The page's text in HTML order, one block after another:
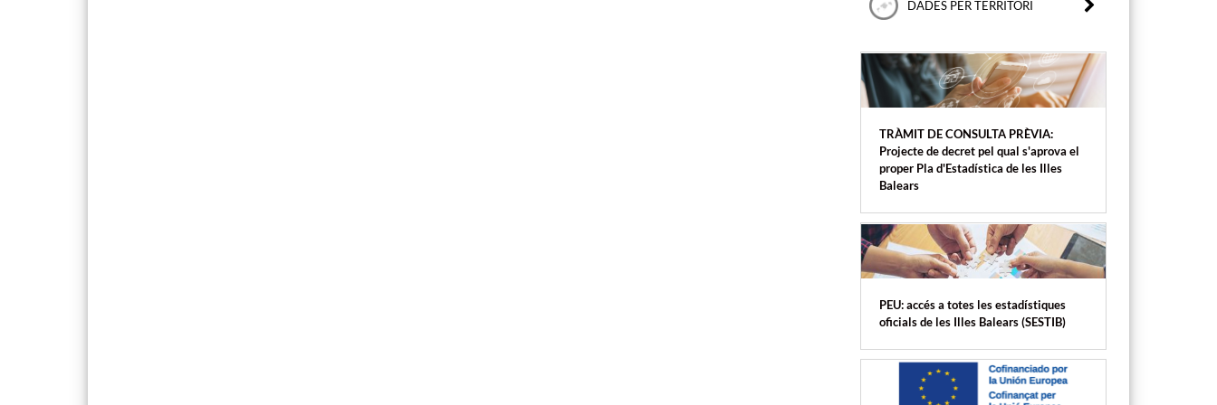
DADES PER TERRITORI
TRÀMIT DE CONSULTA PRÈVIA:
Projecte de decret pel qual s'aprova el
proper Pla d'Estadística de les Illes
Balears
PEU: accés a totes les estadístiques
oficials de les Illes Balears (SESTIB)